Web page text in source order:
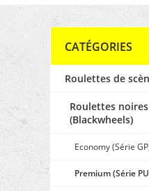
CATÉGORIES
Roulettes de
Roulettes noires
(Blackwheels)
Economy (Série
Premium (Série